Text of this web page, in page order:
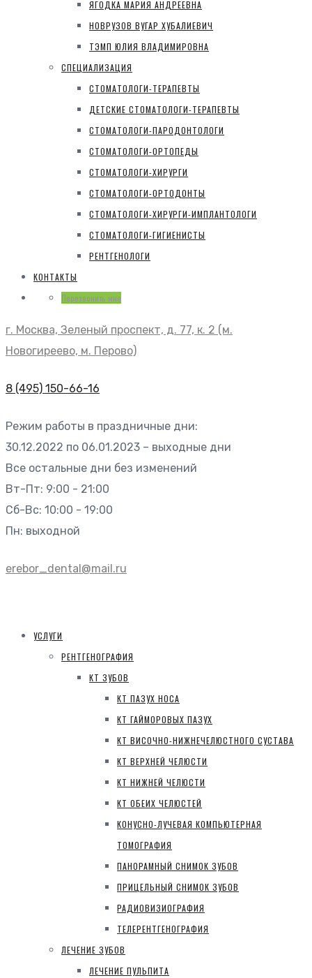
ЯГОДКА МАРИЯ АНДРЕЕВНА
НОВРУЗОВ ВУГАР ХУБАЛИЕВИЧ
ТЭМП ЮЛИЯ ВЛАДИМИРОВНА
СПЕЦИАЛИЗАЦИЯ
СТОМАТОЛОГИ-ТЕРАПЕВТЫ
ДЕТСКИЕ СТОМАТОЛОГИ-ТЕРАПЕВТЫ
СТОМАТОЛОГИ-ПАРОДОНТОЛОГИ
СТОМАТОЛОГИ-ОРТОПЕДЫ
СТОМАТОЛОГИ-ХИРУРГИ
СТОМАТОЛОГИ-ОРТОДОНТЫ
СТОМАТОЛОГИ-ХИРУРГИ-ИМПЛАНТОЛОГИ
СТОМАТОЛОГИ-ГИГИЕНИСТЫ
РЕНТГЕНОЛОГИ
КОНТАКТЫ
Перезвонить мне
г. Москва, Зеленый проспект, д. 77, к. 2 (м.
Новогиреево, м. Перово)
8 (495) 150-66-16
Режим работы в праздничные дни:
30.12.2022 по 06.01.2023 – выходные дни
Все остальные дни без изменений
Вт-Пт: 9:00 - 21:00
Сб-Вс: 10:00 - 19:00
Пн: выходной
erebor_dental@mail.ru
УСЛУГИ
РЕНТГЕНОГРАФИЯ
КТ ЗУБОВ
КТ ПАЗУХ НОСА
КТ ГАЙМОРОВЫХ ПАЗУХ
КТ ВИСОЧНО-НИЖНЕЧЕЛЮСТНОГО СУСТАВА
КТ ВЕРХНЕЙ ЧЕЛЮСТИ
КТ НИЖНЕЙ ЧЕЛЮСТИ
КТ ОБЕИХ ЧЕЛЮСТЕЙ
КОНУСНО-ЛУЧЕВАЯ КОМПЬЮТЕРНАЯ
ТОМОГРАФИЯ
ПАНОРАМНЫЙ СНИМОК ЗУБОВ
ПРИЦЕЛЬНЫЙ СНИМОК ЗУБОВ
РАДИОВИЗИОГРАФИЯ
ТЕЛЕРЕНТГЕНОГРАФИЯ
ЛЕЧЕНИЕ ЗУБОВ
ЛЕЧЕНИЕ ПУЛЬПИТА